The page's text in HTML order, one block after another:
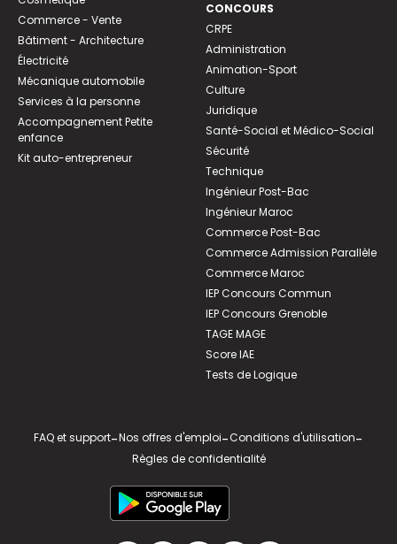
Commerce - Vente
Bâtiment - Architecture
Électricité
Mécanique automobile
Services à la personne
Accompagnement Petite
enfance
Kit auto-entrepreneur
CONCOURS
CRPE
Administration
Animation-Sport
Culture
Juridique
Santé-Social et Médico-Social
Sécurité
Technique
Ingénieur Post-Bac
Ingénieur Maroc
Commerce Post-Bac
Commerce Admission Parallèle
Commerce Maroc
IEP Concours Commun
IEP Concours Grenoble
TAGE MAGE
Score IAE
Tests de Logique
FAQ et support-Nos offres d'emploi-Conditions d'utilisation-
Règles de confidentialité